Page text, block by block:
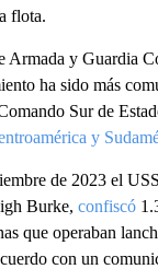
flota.
Armada y Guardia
ha sido más
Sur de
y
de 2023 el
Burke, confiscó
que operaban
con un